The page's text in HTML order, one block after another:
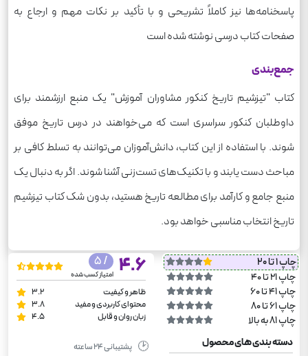
پاسخنامه‌ها نیز کاملاً تشریحی و با تأکید بر نکات مهم و ارجاع به
صفحات کتاب درسی نوشته شده است
جمع‌بندی
کتاب "تیزشیم تاریخ کنکور مشاوران آموزش" یک منبع ارزشمند برای
داوطلبان کنکور سراسری است که می‌خواهند در درس تاریخ موفق
شوند. با استفاده از این کتاب، دانش‌آموزان می‌توانند به تسلط کافی بر
مباحث دست یابند و با تکنیک‌های تست‌زنی آشنا شوند. اگر به دنبال یک
منبع جامع و کارآمد برای مطالعه تاریخ هستید، بدون شک کتاب تیزشیم
تاریخ انتخاب مناسبی خواهد بود.
چاپ 1 تا 20
چاپ 21 تا 40
چاپ 41 تا 60
چاپ 61 تا 80
چاپ 81 به بالا
4.6
/ 5
امتیاز کسب شده
ظاهر و کیفیت
3.2
محتوای کاربردی و مفید
3.8
زبان روان و قابل
4.5
دسته بندی های محصول 🕑 پشتیبانی ۲۴ ساعته